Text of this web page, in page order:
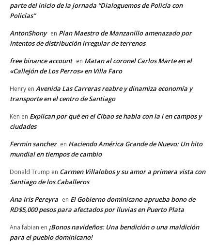
parte del inicio de la jornada “Dialoguemos de Policía con
Policías”
AntonShony en Plan Maestro de Manzanillo amenazado por
intentos de distribución irregular de terrenos
free binance account en Matan al coronel Carlos Marte en el
«Callejón de Los Perros» en Villa Faro
Henry en Avenida Las Carreras reabre y dinamiza economía y
transporte en el centro de Santiago
Ken en Explican por qué en el Cibao se habla con la i en campos y
ciudades
Fermin sanchez en Haciendo América Grande de Nuevo: Un hito
mundial en tiempos de cambio
Donald Trump en Carmen Villalobos y su amor a primera vista con
Santiago de los Caballeros
Ana Iris Pereyra en El Gobierno dominicano aprueba bono de
RD$5,000 pesos para afectados por lluvias en Puerto Plata
Ana fabian en ¡Bonos navideños: Una bendición o una maldición
para el pueblo dominicano!